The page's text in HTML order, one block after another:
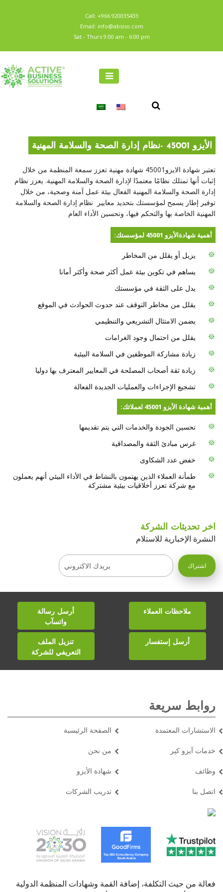
Call: +966 920035433
Email: info@absiso.com
Sat - Thurs 9:00 am - 6:00 pm
الأيزو 45001 -نظام إدارة الصحة والسلامة المهنية
تعتبر شهادة الايزو45001 شهادة مهنية تعزز سمعة المنظمة من خلال
إثبات أنها تمتلك نظامًا معتمدًا لإدارة الصحة والسلامة المهنية. يعزز نظام
إدارة الصحة والسلامة المهنية الفعال بيئة عمل آمنة وصحية، من خلال
توفير إطار يسمح لمؤسستك بتحديد معايير نظام إدارة الصحة والسلامة
المهنية الخاصة بها والتحكم فيها، وتحسين الأداء العام
:أهمية شهادةالأيزو 45001 لمؤسستك
يزيل أو يقلل من المخاطر
يساهم في تكوين بيئة عمل أكثر صحة وأكثر أمانا
يدل على الثقة في مؤسستك
يقلل من مخاطر التوقف عند حدوث الحوادث في الموقع
يضمن الامتثال التشريعي والتنظيمي
يقلل من احتمال وجود الغرامات
زيادة مشاركة الموظفين في السلامة البيئية
زيادة ثقة أصحاب المصلحة في المعايير المعترف بها دوليا
تشجيع الإجراءات والعمليات الجديدة الفعالة
:أهمية شهادة الأيزو 45001 لعملائك
تحسين الجودة والخدمات التي يتم تقديمها
غرس مبادئ الثقة والمصداقية
خفض عدد الشكاوى
طمأنة العملاء الذين يهتمون بالنشاط في الأداء البيئي أنهم يعملون
مع شركة تعزز أخلاقيات بيئية مشتركة
اخر تحديثات الشركة
النشرة الإخبارية للاستلام
ملاحظات العملاء
أرسل رسالة
واتسآب
أرسل إستفسار
تنزيل الملف
التعريفي للشركة
فعالة من حیث التكلفة، إضافة القمة وشھادات المنظمة الدولیة
روابط سريعة
الصفحة الرئيسية الاستشارات المعتمدة
من نحن خدمات آيزو كير
شهادة الأيزو وظائف
تدريب الشركات اتصل بنا